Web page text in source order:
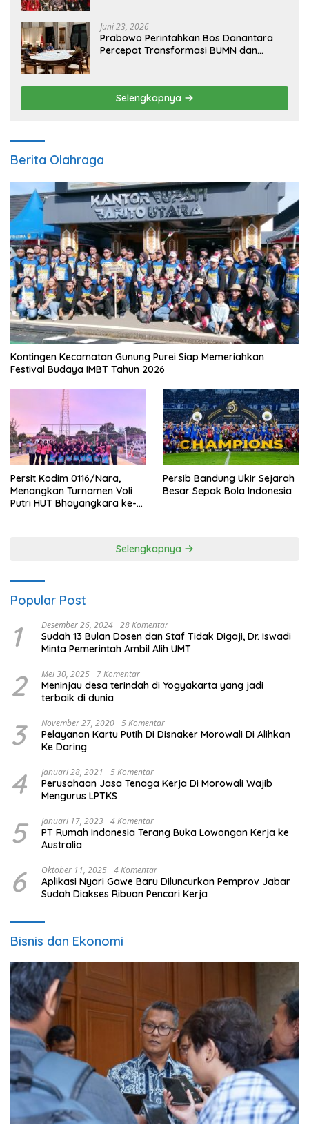
Juni 23, 2026
Prabowo Perintahkan Bos Danantara
Percepat Transformasi BUMN dan
Selengkapnya
Berita Olahraga
Kontingen Kecamatan Gunung Purei Siap Memeriahkan
Festival Budaya IMBT Tahun 2026
Persit Kodim 0116/Nara,
Menangkan Turnamen Voli
Putri HUT Bhayangkara ke-
Persib Bandung Ukir Sejarah
Besar Sepak Bola Indonesia
Selengkapnya
Popular Post
1 Desember 26, 2024 28 Komentar
Sudah 13 Bulan Dosen dan Staf Tidak Digaji, Dr. Iswadi
Minta Pemerintah Ambil Alih UMT
2 Mei 30, 2025 7 Komentar
Meninjau desa terindah di Yogyakarta yang jadi
terbaik di dunia
3 November 27, 2020 5 Komentar
Pelayanan Kartu Putih Di Disnaker Morowali Di Alihkan
Ke Daring
4 Januari 28, 2021 5 Komentar
Perusahaan Jasa Tenaga Kerja Di Morowali Wajib
Mengurus LPTKS
5 Januari 17, 2023 4 Komentar
PT Rumah Indonesia Terang Buka Lowongan Kerja ke
Australia
6 Oktober 11, 2025 4 Komentar
Aplikasi Nyari Gawe Baru Diluncurkan Pemprov Jabar
Sudah Diakses Ribuan Pencari Kerja
Bisnis dan Ekonomi